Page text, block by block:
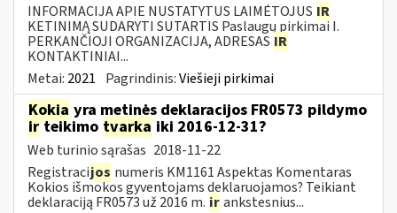
INFORMACIJA APIE NUSTATYTUS LAIMĖTOJUS IR
KETINIMĄ SUDARYTI SUTARTIS Paslaugų pirkimai I.
PERKANČIOJI ORGANIZACIJA, ADRESAS IR
KONTAKTINIAI...
Metai: 2021 Pagrindinis:Viešieji pirkimai
Kokia yra metinės deklaracijos FR0573 pildymo
irteikimo tvarka iki 2016-12-31?
Web turinio sąrašas 2018-11-22
Registracijos numeris KM1161 Aspektas Komentaras
Kokios išmokos gyventojams deklaruojamos? Teikiant
deklaraciją FR0573 už 2016 m. irankstesnius...